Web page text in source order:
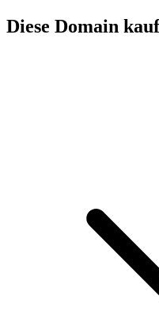
Diese Domain